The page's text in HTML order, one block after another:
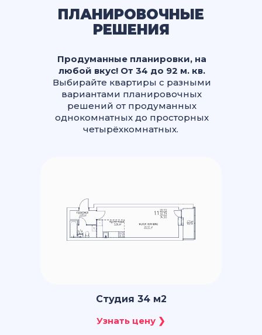
ПЛАНИРОВОЧНЫЕ
РЕШЕНИЯ
Продуманные планировки, на
любой вкус! От 34 до 92 м. кв.
Выбирайте квартиры с разными
вариантами планировочных
решений от продуманных
однокомнатных до просторных
четырёхкомнатных.
Студия 34 м2